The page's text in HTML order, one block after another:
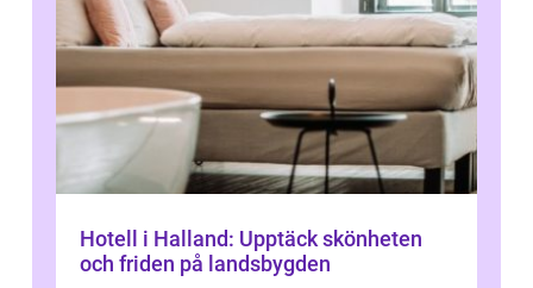
Hotell i Halland: Upptäck skönheten
och friden på landsbygden